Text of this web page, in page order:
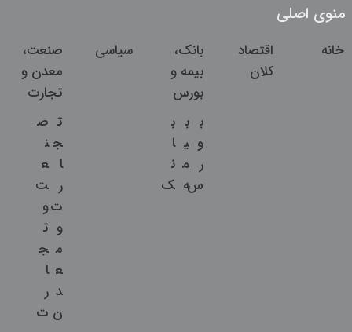
منوی اصلی
خانه
اقتصاد
کلان
بانک،
بیمه و
بورس
ب
و
ر
س
ب
ی
م
ه
ب
ا
ن
ک
سیاسی
صنعت،
معدن و
تجارت
ت
ج
ا
ر
ت
و
م
ع
د
ن
ص
ن
ع
ت
و
ت
ج
ا
ر
ت